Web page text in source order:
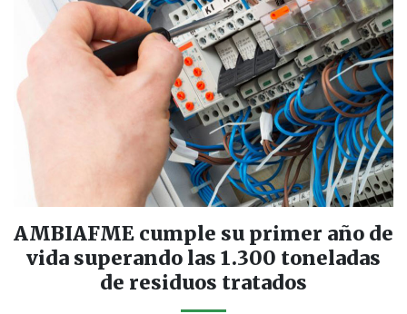
AMBIAFME cumple su primer año de
vida superando las 1.300 toneladas
de residuos tratados